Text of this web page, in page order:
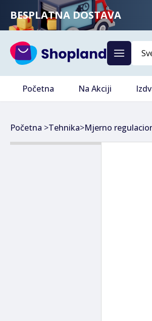
BESPLATNA DOSTAVA
Početna Na Akciji
Početna >Tehnika>Mjerno